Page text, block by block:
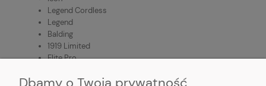
Legend Cordless
Legend
Balding
1919 Limited
Elite Pro